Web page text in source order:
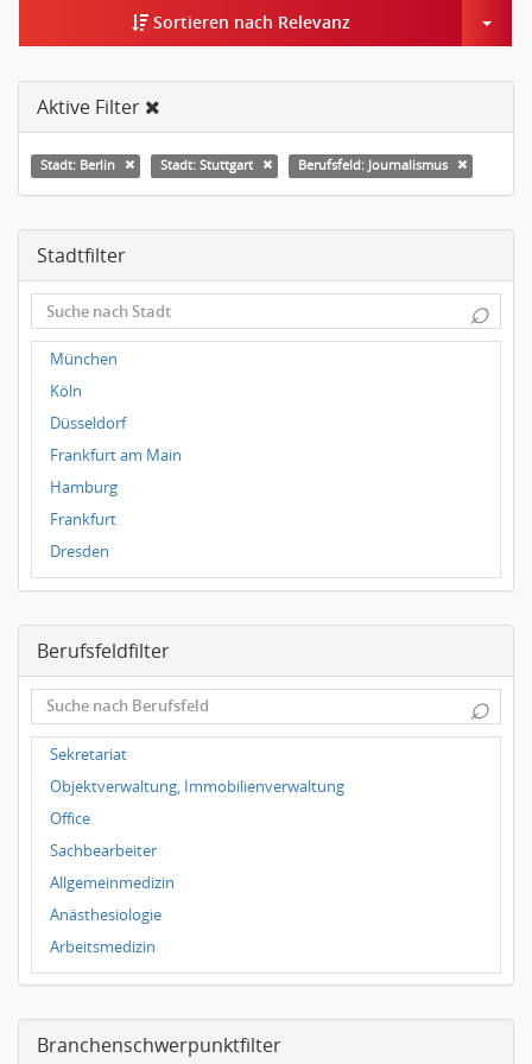
Sortieren nach Relevanz
Aktive Filter
Stadt: Berlin Stadt: Stuttgart Berufsfeld: Journalismus
Stadtfilter
⌕
München
Köln
Düsseldorf
Frankfurt am Main
Hamburg
Frankfurt
Dresden
Magdeburg
Dortmund
Wuppertal
Hallbergmoos
Würzburg
Grünwald
Ulm
Bielefeld
Hannover
Duisburg
Berufsfeldfilter
⌕
Sekretariat
Objektverwaltung, Immobilienverwaltung
Office
Sachbearbeiter
Allgemeinmedizin
Anästhesiologie
Arbeitsmedizin
Augenheilkunde
Frauenheilkunde, Geburtshilfe
Branchenschwerpunktfilter